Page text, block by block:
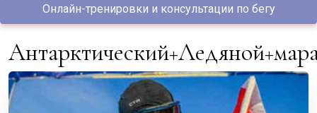
Онлайн-тренировки и консультации по бегу